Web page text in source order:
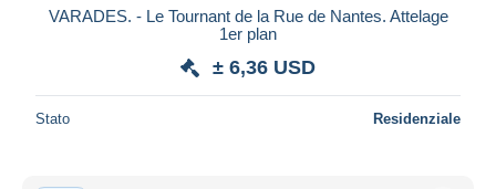
iDeal
Residenza del venditore
VARADES. - Le Tournant de la Rue de Nantes. Attelage
1er plan
± 6,36 USD
Stato Residenziale